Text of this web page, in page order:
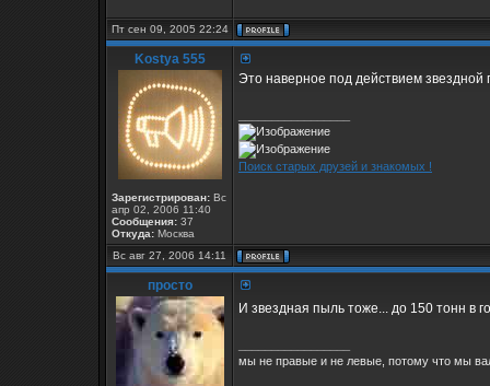
Пт сен 09, 2005 22:24
Kostya 555
Зарегистрирован: Вс
апр 02, 2006 11:40
Сообщения: 37
Откуда: Москва
Это наверное под действием
Поиск старых друзей и знакомых !
Вс авг 27, 2006 14:11
просто
И звездная пыль тоже... до 150 тонн в
мы не правые и не левые, потому что мы